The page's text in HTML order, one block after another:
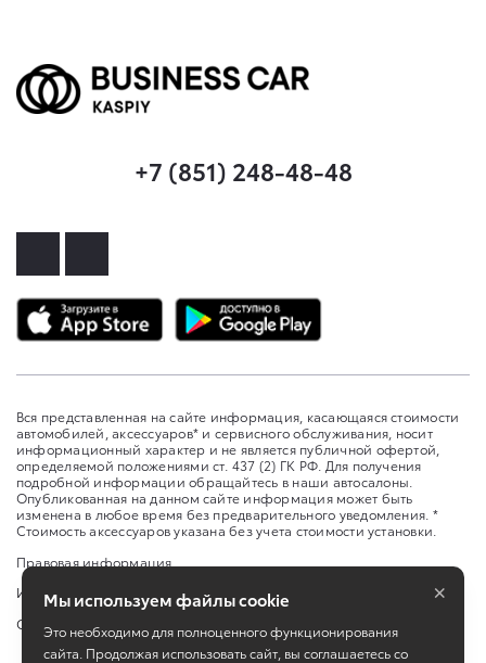
+7 (851) 248-48-48
Вся представленная на сайте информация, касающаяся стоимости
автомобилей, аксессуаров* и сервисного обслуживания, носит
информационный характер и не является публичной офертой,
определяемой положениями ст. 437 (2) ГК РФ. Для получения
подробной информации обращайтесь в наши автосалоны.
Опубликованная на данном сайте информация может быть
изменена в любое время без предварительного уведомления. *
Стоимость аксессуаров указана без учета стоимости установки.
Правовая информация
Изменить настройку cookies
Сбросить cookie
Мы используем файлы cookie
Это необходимо для полноценного функционирования
сайта. Продолжая использовать сайт, вы соглашаетесь со
×